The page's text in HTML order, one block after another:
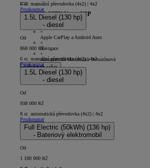
PROACE CITY Verso VIP
+
Apple CarPlay a Android Auto
+
Navigace
+
Automatická klimatizace dvouzónová
Ukázat vše
6 st. manuální převodovka (4x2) | 4x2
Prozkoumat
1.5L Diesel (130 hp)
- diesel
Od
868 000 Kč
6 st. manuální převodovka (4x2) | 4x2
Prozkoumat
1.5L Diesel (130 hp)
- diesel
Od
938 000 Kč
8 st. automatická převodovka (4x2) | 4x2
Prozkoumat
Full Electric (50kWh) (136 hp)
- Bateriový elektromobil
Od
1 180 000 Kč